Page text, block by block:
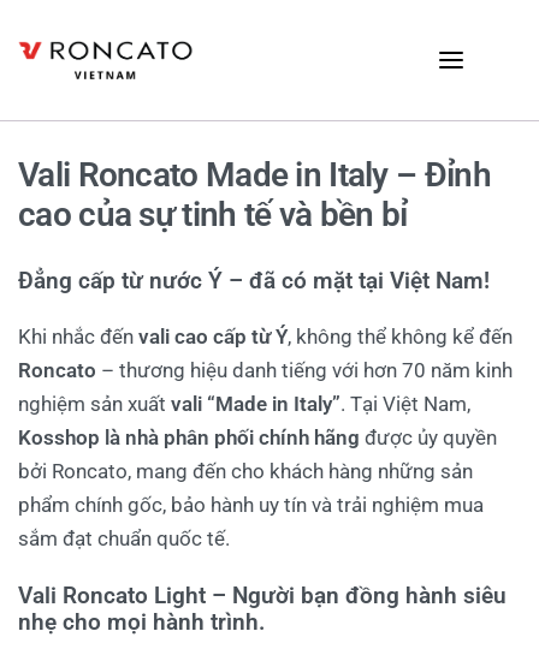
Vali Roncato Made in Italy – Đỉnh
cao của sự tinh tế và bền bỉ
Đẳng cấp từ nước Ý – đã có mặt tại Việt Nam!
Khi nhắc đến vali cao cấp từ Ý, không thể không kể đến
Roncato – thương hiệu danh tiếng với hơn 70 năm kinh
nghiệm sản xuất vali “Made in Italy”. Tại Việt Nam,
Kosshop là nhà phân phối chính hãng được ủy quyền
bởi Roncato, mang đến cho khách hàng những sản
phẩm chính gốc, bảo hành uy tín và trải nghiệm mua
sắm đạt chuẩn quốc tế.
Vali Roncato Light – Người bạn đồng hành siêu
nhẹ cho mọi hành trình.